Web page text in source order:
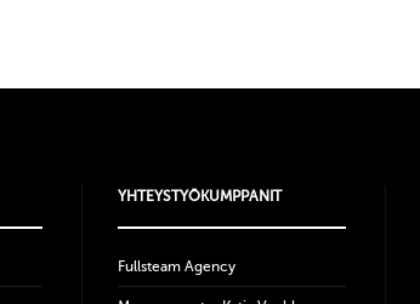
YHTEYSTYÖKUMPPANIT
Fullsteam Agency